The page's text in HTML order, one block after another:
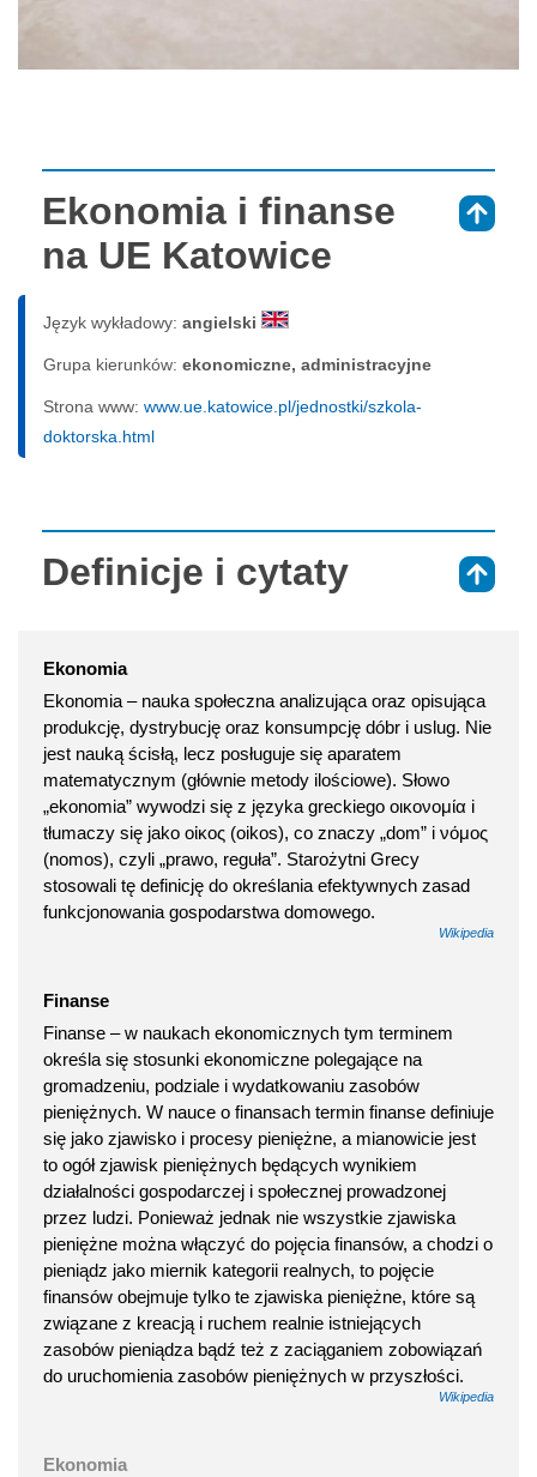
Ekonomia i finanse
na UE Katowice
Język wykładowy: angielski
Grupa kierunków: ekonomiczne, administracyjne
Strona www: www.ue.katowice.pl/jednostki/szkola-
doktorska.html
Definicje i cytaty
Ekonomia
Ekonomia – nauka społeczna analizująca oraz opisująca
produkcję, dystrybucję oraz konsumpcję dóbr i uslug. Nie
jest nauką ścisłą, lecz posługuje się aparatem
matematycznym (głównie metody ilościowe). Słowo
„ekonomia” wywodzi się z języka greckiego οικονομία i
tłumaczy się jako οἰκος (oikos), co znaczy „dom” i νόμος
(nomos), czyli „prawo, reguła”. Starożytni Grecy
stosowali tę definicję do określania efektywnych zasad
funkcjonowania gospodarstwa domowego.
Wikipedia
Finanse
Finanse – w naukach ekonomicznych tym terminem
określa się stosunki ekonomiczne polegające na
gromadzeniu, podziale i wydatkowaniu zasobów
pieniężnych. W nauce o finansach termin finanse definiuje
się jako zjawisko i procesy pieniężne, a mianowicie jest
to ogół zjawisk pieniężnych będących wynikiem
działalności gospodarczej i społecznej prowadzonej
przez ludzi. Ponieważ jednak nie wszystkie zjawiska
pieniężne można włączyć do pojęcia finansów, a chodzi o
pieniądz jako miernik kategorii realnych, to pojęcie
finansów obejmuje tylko te zjawiska pieniężne, które są
związane z kreacją i ruchem realnie istniejących
zasobów pieniądza bądź też z zaciąganiem zobowiązań
do uruchomienia zasobów pieniężnych w przyszłości.
Wikipedia
Ekonomia